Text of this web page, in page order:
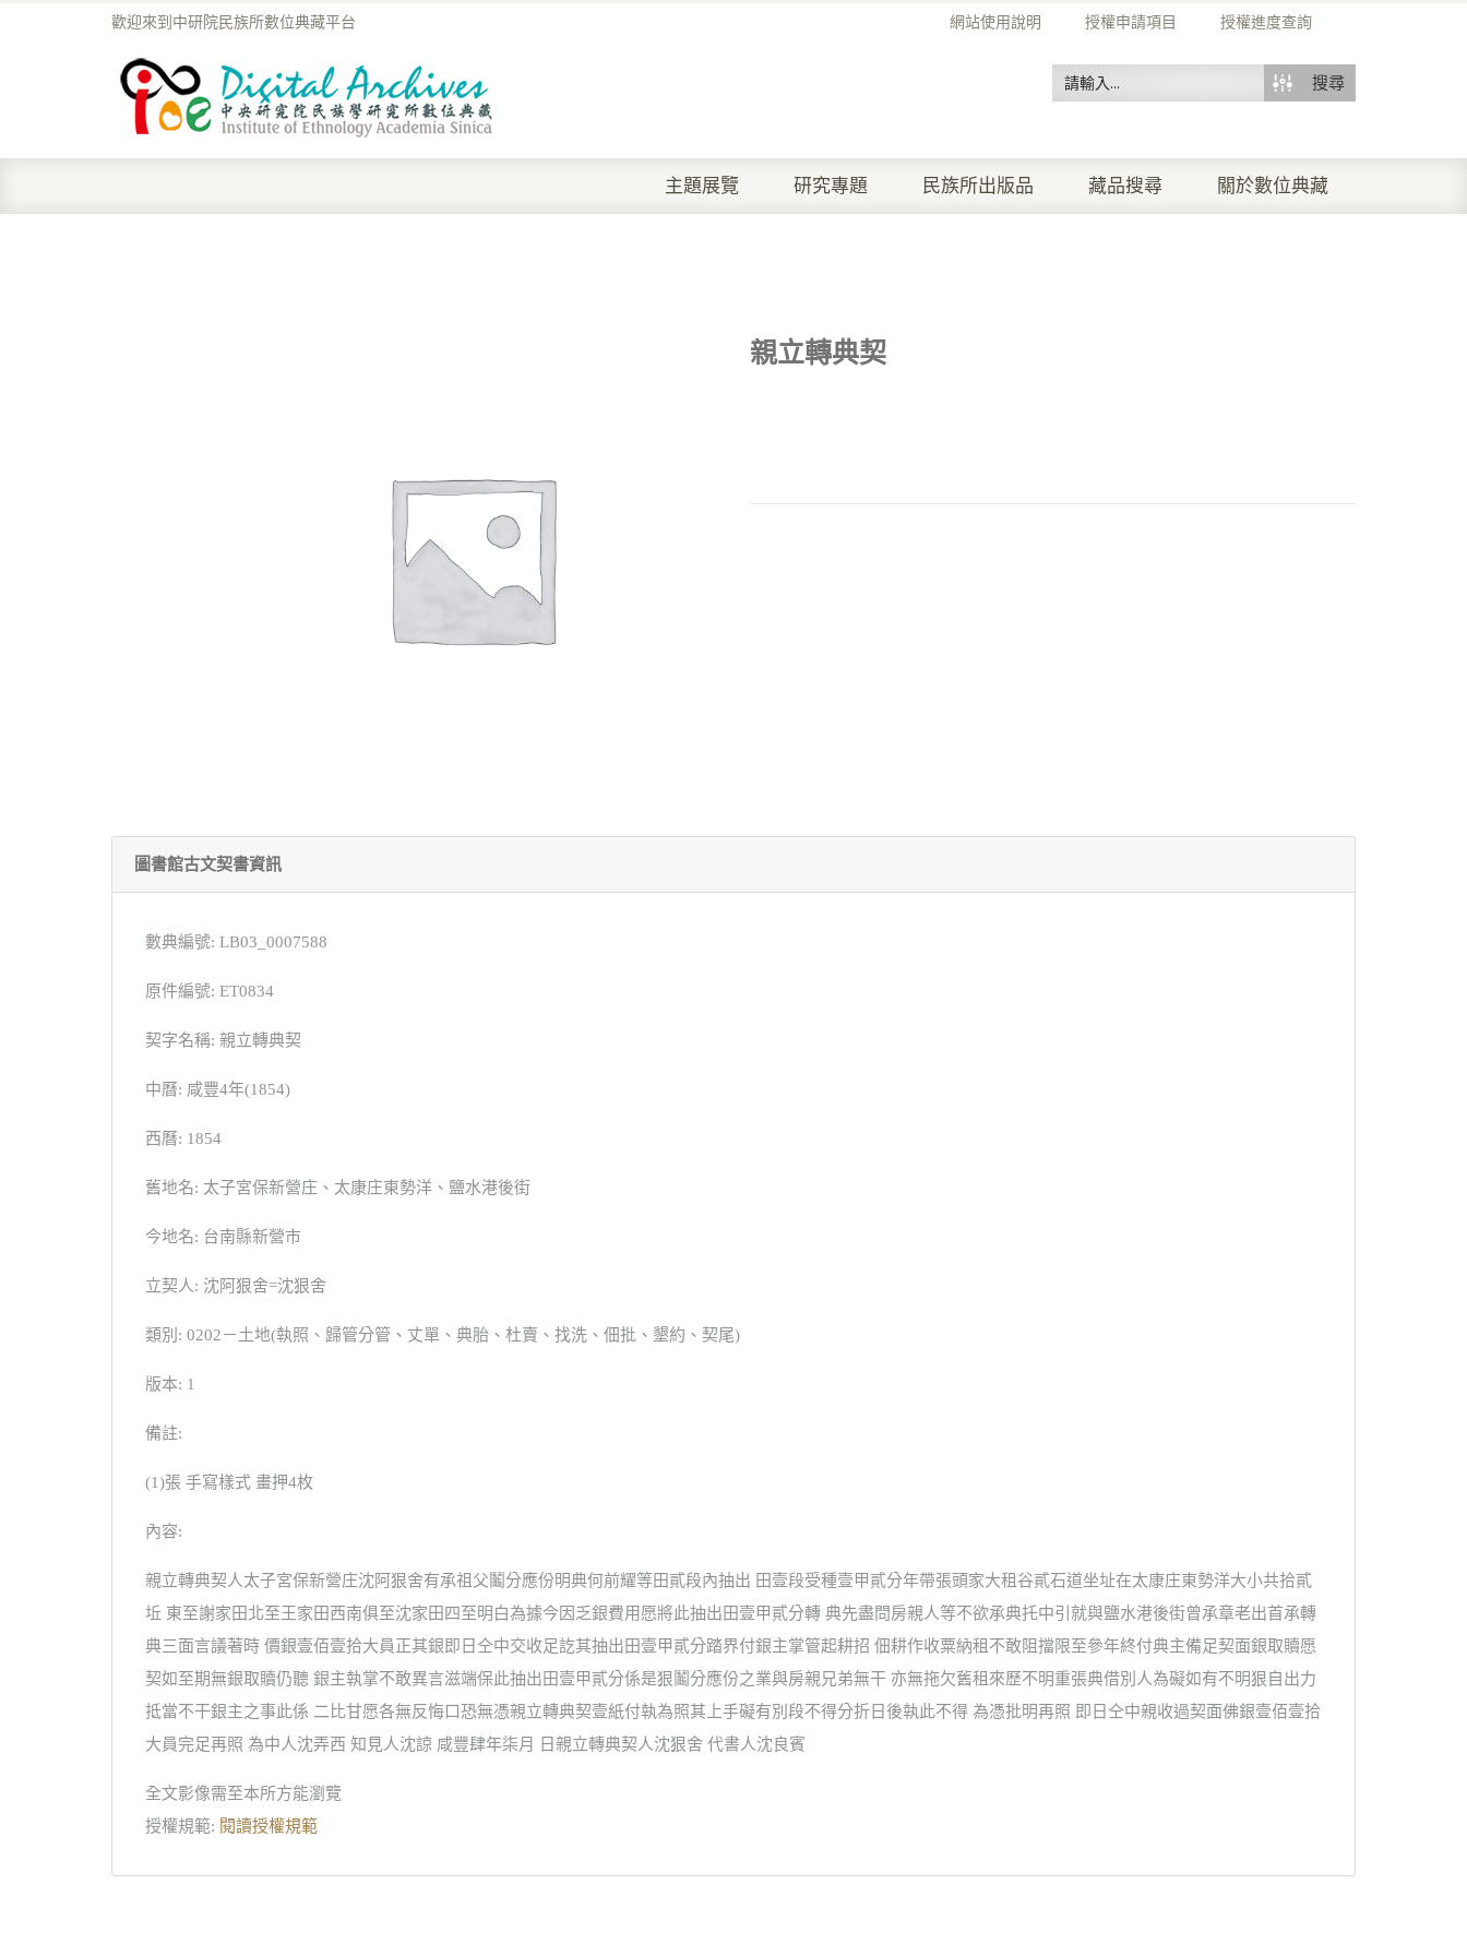
網站使用說明 授權申請項目 授權進度查詢
歡迎來到中研院民族所數位典藏平台
搜尋
主題展覽 研究專題 民族所出版品 藏品搜尋 關於數位典藏
親立轉典契
圖書館古文契書資訊
數典編號: LB03_0007588
原件編號: ET0834
契字名稱: 親立轉典契
中曆: 咸豐4年(1854)
西曆: 1854
舊地名: 太子宮保新營庄、太康庄東勢洋、鹽水港後街
今地名: 台南縣新營市
立契人: 沈阿狠舍=沈狠舍
類別: 0202－土地(執照、歸管分管、丈單、典胎、杜賣、找洗、佃批、墾約、契尾)
版本: 1
備註:
(1)張 手寫樣式 畫押4枚
內容:
親立轉典契人太子宮保新營庄沈阿狠舍有承祖父鬮分應份明典何前耀等田貳段內抽出 田壹段受種壹甲貳分年帶張頭家大租谷貳石道坐址在太康庄東勢洋大小共拾貳
坵 東至謝家田北至王家田西南俱至沈家田四至明白為據今因乏銀費用愿將此抽出田壹甲貳分轉 典先盡問房親人等不欲承典托中引就與鹽水港後街曾承章老出首承轉
典三面言議著時 價銀壹佰壹拾大員正其銀即日仝中交收足訖其抽出田壹甲貳分踏界付銀主掌管起耕招 佃耕作收粟納租不敢阻擋限至參年終付典主備足契面銀取贖愿
契如至期無銀取贖仍聽 銀主執掌不敢異言滋端保此抽出田壹甲貳分係是狠鬮分應份之業與房親兄弟無干 亦無拖欠舊租來歷不明重張典借別人為礙如有不明狠自出力
抵當不干銀主之事此係 二比甘愿各無反悔口恐無憑親立轉典契壹紙付執為照其上手礙有別段不得分折日後執此不得 為憑批明再照 即日仝中親收過契面佛銀壹佰壹拾
大員完足再照 為中人沈弄西 知見人沈諒 咸豐肆年柒月 日親立轉典契人沈狠舍 代書人沈良賓
全文影像需至本所方能瀏覽
授權規範: 閱讀授權規範